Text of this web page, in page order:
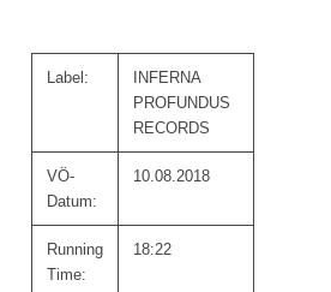
Label:
INFERNA
PROFUNDUS
RECORDS
VÖ-
Datum:
10.08.2018
Running
Time:
18:22